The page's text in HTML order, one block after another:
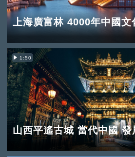
上海廣富林 4000年中國文
1:50
山西平遙古城 當代中國 發